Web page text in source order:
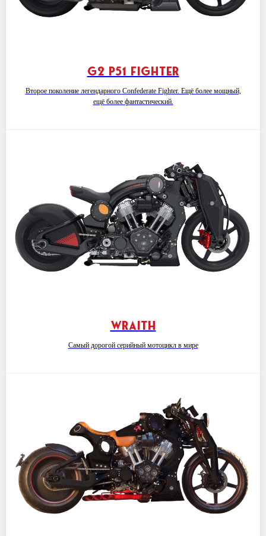
G2 P51 FIGHTER
Второе поколение легендарного Confederate Fighter. Ещё более мощный,
ещё более фантастический.
WRAITH
Самый дорогой серийный мотоцикл в мире